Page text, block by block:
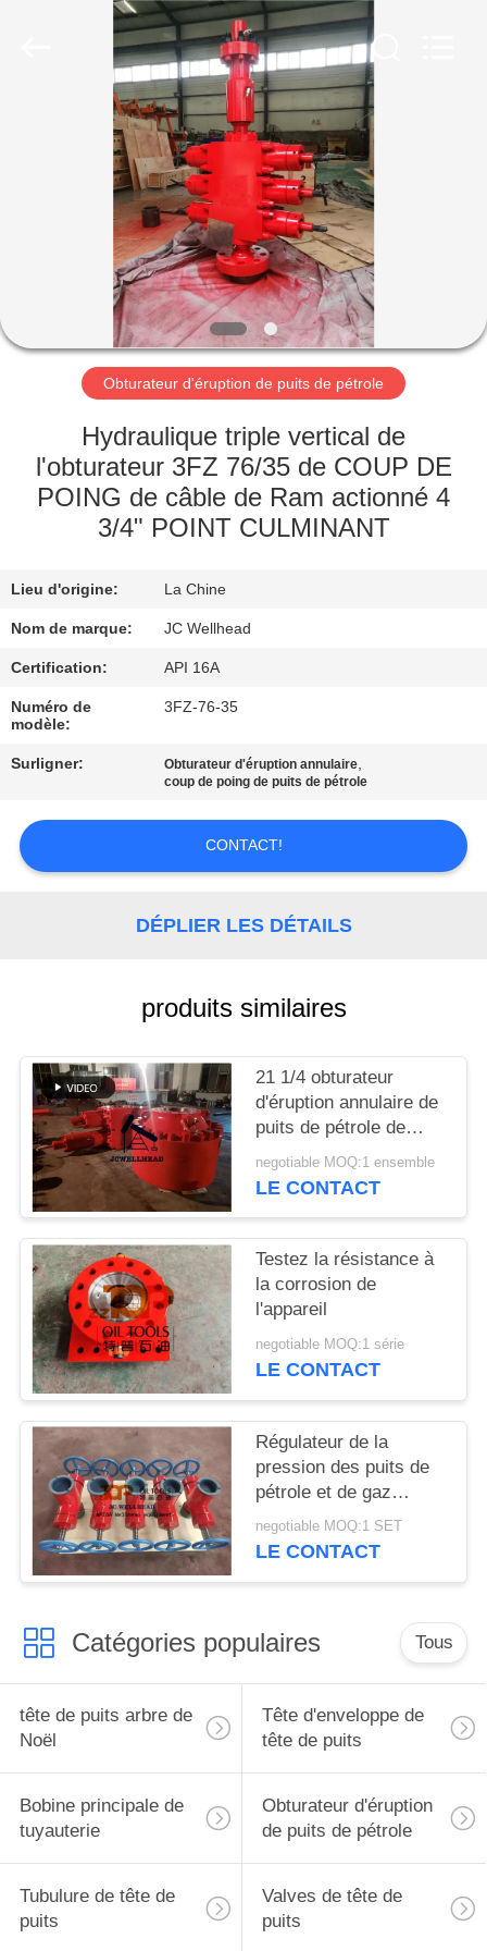
MAISON
PRODUITS
DE
NOUS
VISITE
D'USINE
CONTRÔLE
QUALITÉ
CONTACTEZ-
NOUS
NOUVELLES
CAS
PRIVACY
POLICY
Obturateur d'éruption de puits de pétrole
Hydraulique triple vertical de
l'obturateur 3FZ 76/35 de COUP DE
POING de câble de Ram actionné 4
3/4" POINT CULMINANT
Lieu d'origine: La Chine
Nom de marque: JC Wellhead
Certification: API 16A
Numéro de
modèle:
3FZ-76-35
Surligner: Obturateur d'éruption annulaire,
coup de poing de puits de pétrole
CONTACT!
DÉPLIER LES DÉTAILS
produits similaires
21 1/4 obturateur
d'éruption annulaire de
puits de pétrole de
COUP DE POING du ″
5000psi
negotiable MOQ:1 ensemble
LE CONTACT
Testez la résistance à
la corrosion de
l'appareil
negotiable MOQ:1 série
LE CONTACT
Régulateur de la
pression des puits de
pétrole et de gaz
Régulateur de la
pression des puits de
negotiable MOQ:1 SET
LE CONTACT
Catégories populaires Tous
tête de puits arbre de
Noël
Tête d'enveloppe de
tête de puits
Bobine principale de
tuyauterie
Obturateur d'éruption
de puits de pétrole
Tubulure de tête de
puits
Valves de tête de
puits